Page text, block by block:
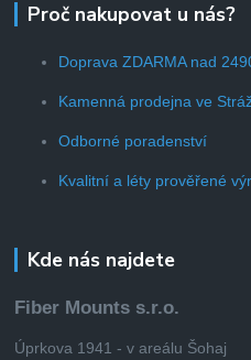
Proč nakupovat u nás?
Doprava ZDARMA nad
Kamenná prodejna ve
Odborné poradenství
Kvalitní a léty prověřené
Kde nás najdete
Fiber Mounts s.r.o.
Úprkova 1941 - v areálu Šohaj